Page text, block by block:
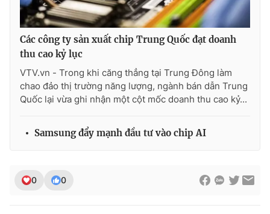
Các công ty sản xuất chip Trung Quốc đạt doanh
thu cao kỷ lục
VTV.vn - Trong khi căng thẳng tại Trung Đông làm
chao đảo thị trường năng lượng, ngành bán dẫn Trung
Quốc lại vừa ghi nhận một cột mốc doanh thu cao kỷ...
Samsung đẩy mạnh đầu tư vào chip AI
0 0